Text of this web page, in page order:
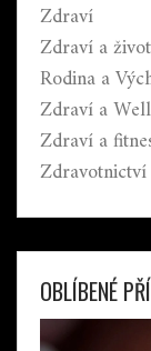
Zdraví
Zdraví a
Rodina a
Zdraví a
Zdraví a
Zdravotnictví
OBLÍBENÉ